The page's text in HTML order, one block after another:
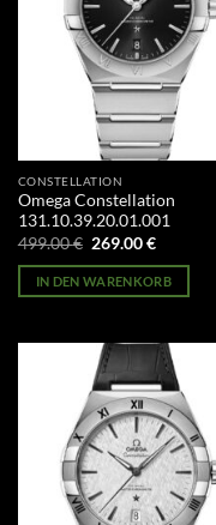
CONSTELLATION
Omega Constellation
131.10.39.20.01.001
499.00€ Ursprünglicher
war:
499.00 €
269.00€Aktueller
ist:
269.00 €.
IN DEN WARENKORB